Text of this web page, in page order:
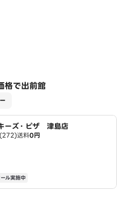
格で出前館
ーズ・ピザ 津島店
(272)送料0円
ル実施中